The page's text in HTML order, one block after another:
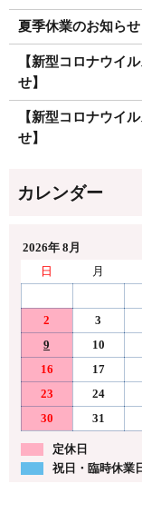
夏季休業のお知らせ
【新型コロナウイ
せ】
【新型コロナウイ
せ】
2026年 8月
日
月
2
3
9
10
16
17
23
24
30
31
定休日
祝日・臨時休業